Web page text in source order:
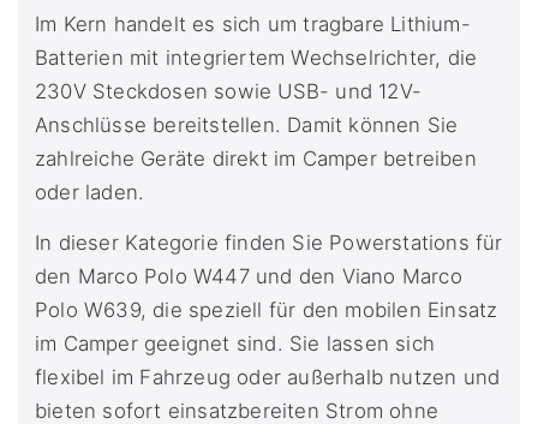
Im Kern handelt es sich um tragbare Lithium-
Batterien mit integriertem Wechselrichter, die
230V Steckdosen sowie USB- und 12V-
Anschlüsse bereitstellen. Damit können Sie
zahlreiche Geräte direkt im Camper betreiben
oder laden.
In dieser Kategorie finden Sie Powerstations für
den Marco Polo W447 und den Viano Marco
Polo W639, die speziell für den mobilen Einsatz
im Camper geeignet sind. Sie lassen sich
flexibel im Fahrzeug oder außerhalb nutzen und
bieten sofort einsatzbereiten Strom ohne